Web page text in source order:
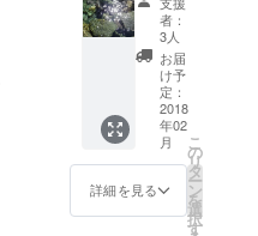
事業が
広がる
きっか
けにも
なりま
す！お
客様に
チラシ
も配布
して頂
バッジ
がセッ
トに
なった
プラン
です。)
春休み
の想い
出作り
にとっ
個人ア
ピール
プラン
（チラ
シ配布
権利付
き） 講
演会当
日、会
場にて
展示さ
せて頂
者：
3人
お届
け予
定：
2018
年02
月
詳細を見る
こ
の
リ
タ
ー
ン
を
選
択
す